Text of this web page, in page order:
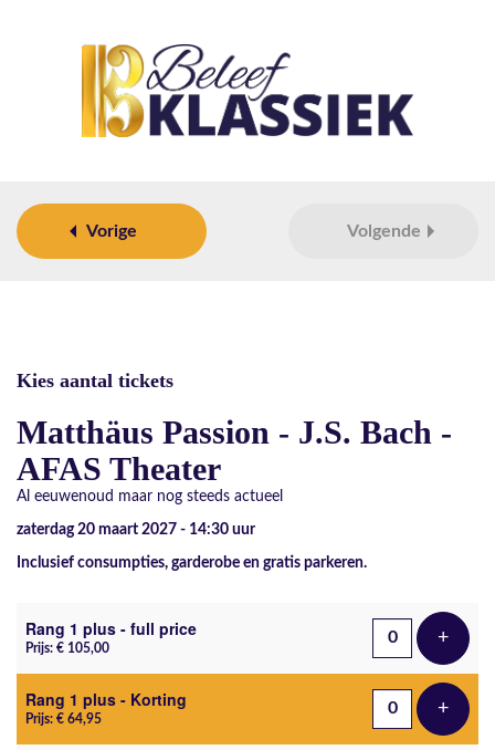
Vorige Volgende
Kies aantal tickets
Matthäus Passion - J.S. Bach -
AFAS Theater
Al eeuwenoud maar nog steeds actueel
zaterdag 20 maart 2027 - 14:30 uur
Inclusief consumpties, garderobe en gratis parkeren.
Rang 1 plus - full price
Prijs: € 105,00 +Voeg
Rang 1 plus - Korting
Prijs: € 64,95 +Voeg